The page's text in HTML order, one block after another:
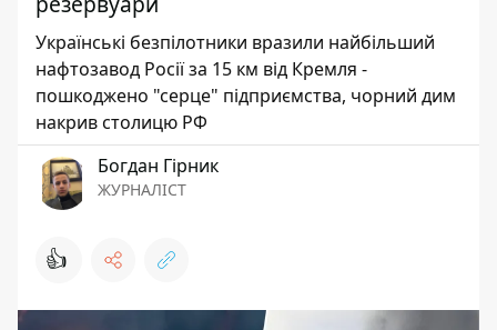
Українські безпілотники вразили найбільший
нафтозавод Росії за 15 км від Кремля -
пошкоджено "серце" підприємства, чорний дим
накрив столицю РФ
Богдан Гірник
ЖУРНАЛІСТ
👍